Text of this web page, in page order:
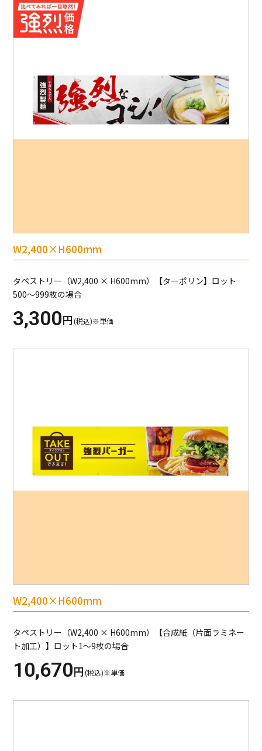
W2,400×H600mm
タペストリー（W2,400 × H600mm）【ターポリン】ロット
500～999枚の場合
3,300円(税込)※単価
W2,400×H600mm
タペストリー（W2,400 × H600mm）【合成紙（片面ラミネー
ト加工）】ロット1～9枚の場合
10,670円(税込)※単価